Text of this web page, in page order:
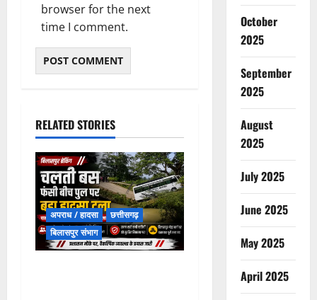
browser for the next
time I comment.
RELATED STORIES
अपराध / हादसा
छत्तीसगढ़
बिलासपुर संभाग
October
2025
September
2025
August
2025
July 2025
June 2025
May 2025
April 2025